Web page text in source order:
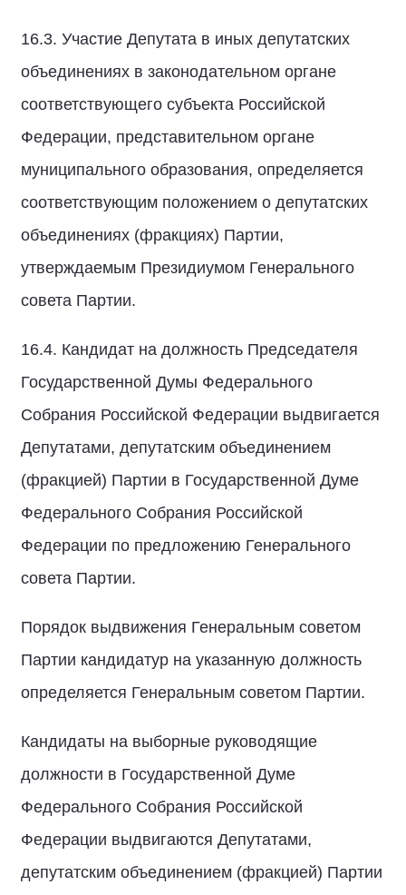
16.3. Участие Депутата в иных депутатских
объединениях в законодательном органе
соответствующего субъекта Российской
Федерации, представительном органе
муниципального образования, определяется
соответствующим положением о депутатских
объединениях (фракциях) Партии,
утверждаемым Президиумом Генерального
совета Партии.
16.4. Кандидат на должность Председателя
Государственной Думы Федерального
Собрания Российской Федерации выдвигается
Депутатами, депутатским объединением
(фракцией) Партии в Государственной Думе
Федерального Собрания Российской
Федерации по предложению Генерального
совета Партии.
Порядок выдвижения Генеральным советом
Партии кандидатур на указанную должность
определяется Генеральным советом Партии.
Кандидаты на выборные руководящие
должности в Государственной Думе
Федерального Собрания Российской
Федерации выдвигаются Депутатами,
депутатским объединением (фракцией) Партии